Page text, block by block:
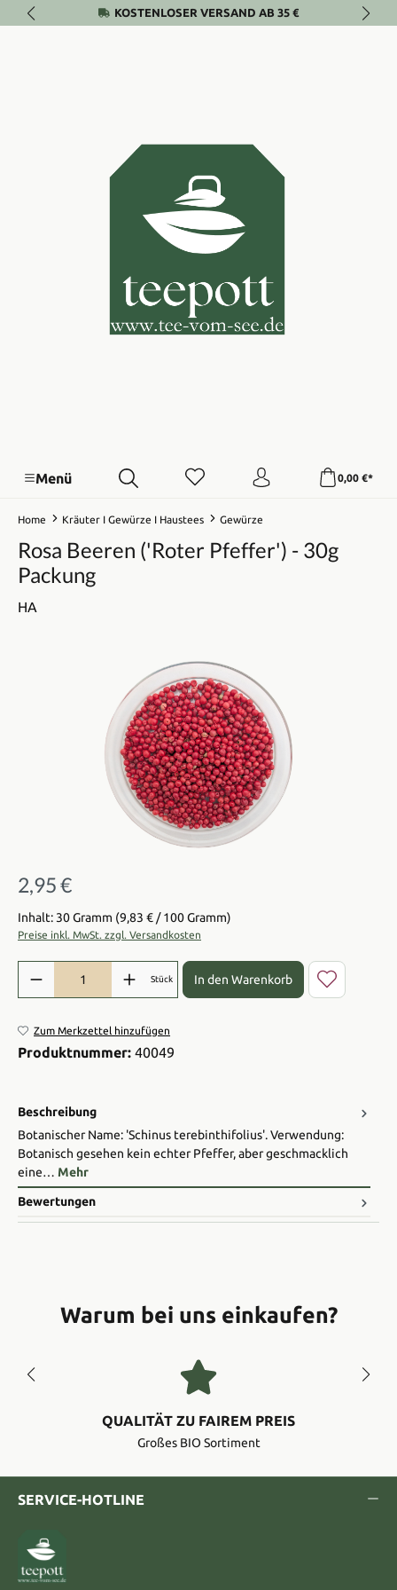
Zum Hauptinhalt springenKOSTENLOSER VERSAND AB 35 €
Menü 0,00 €*
Home Kräuter I Gewürze I Haustees Gewürze
Rosa Beeren ('Roter Pfeffer') - 30g
Packung
HA
Bildergalerie überspringen
Regulärer Preis:
2,95 €
Inhalt: 30 Gramm (9,83 € / 100 Gramm)
Preise inkl. MwSt. zzgl. Versandkosten
Produkt Anzahl: Gib den gewünschten Wert ein oder benutze die
Stück In den Warenkorb
Zum Merkzettel hinzufügen
Produktnummer: 40049
Beschreibung
Botanischer Name: 'Schinus terebinthifolius'. Verwendung:
Botanisch gesehen kein echter Pfeffer, aber geschmacklich
eine… Mehr
Bewertungen
Warum bei uns einkaufen?
QUALITÄT ZU FAIREM PREIS
Großes BIO Sortiment
SERVICE-HOTLINE